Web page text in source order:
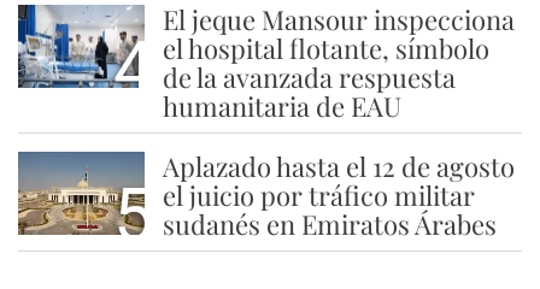
4
El jeque Mansour inspecciona
el hospital flotante, símbolo
de la avanzada respuesta
humanitaria de EAU
5
Aplazado hasta el 12 de agosto
el juicio por tráfico militar
sudanés en Emiratos Árabes